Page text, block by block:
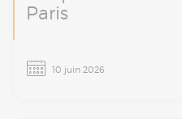
Paris
Le Stadium Tour
le 10 juin. Une matinée
10 juin 2026